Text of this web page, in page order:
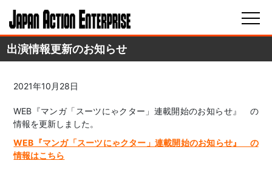
出演情報更新のお知らせ
2021年10月28日
WEB『マンガ「スーツにゃクター」連載開始のお知らせ』 の
情報を更新しました。
WEB『マンガ「スーツにゃクター」連載開始のお知らせ』 の
情報はこちら